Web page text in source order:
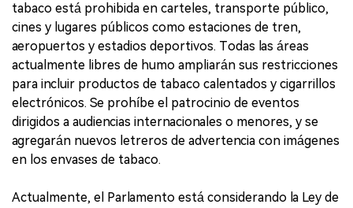
tabaco está prohibida en carteles, transporte público,
cines y lugares públicos como estaciones de tren,
aeropuertos y estadios deportivos. Todas las áreas
actualmente libres de humo ampliarán sus restricciones
para incluir productos de tabaco calentados y cigarrillos
electrónicos. Se prohíbe el patrocinio de eventos
dirigidos a audiencias internacionales o menores, y se
agregarán nuevos letreros de advertencia con imágenes
en los envases de tabaco.
Actualmente, el Parlamento está considerando la Ley de